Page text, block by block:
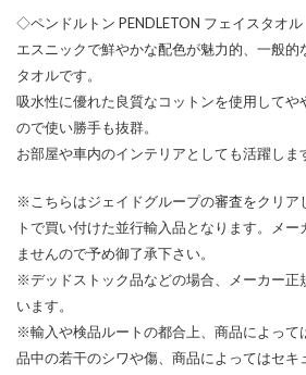
◇ペンドルトン PENDLETON フェイスタオル
エスニックで鮮やかな配色が魅力的、一般
タオルです。
吸水性に優れた良質なコットンを使用してや
ので使い勝手も抜群。
お部屋や車内のインテリアとしても活躍しま
※こちらはジェイドグループの審査をクリア
トで買い付けた並行輸入品となります。メ
ませんので予め御了承下さい。
※デッドストック品などの場合、メーカー正
います。
※輸入や検品ルートの都合上、商品によって
品中の若干のシワや傷、商品によってはセキ